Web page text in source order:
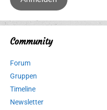
Community
Forum
Gruppen
Timeline
Newsletter